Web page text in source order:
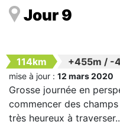
Jour 9
114km +455m / -
mise à jour : 12 mars 2020
Grosse journée en
commencer des
très heureux à